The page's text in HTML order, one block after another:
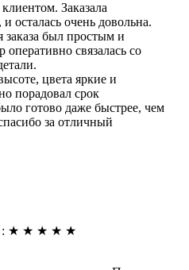
Заказала
осталась очень довольна.
был простым и
связалась со
цвета яркие и
порадовал срок
готово даже быстрее, чем
за отличный
: ★ ★ ★ ★ ★